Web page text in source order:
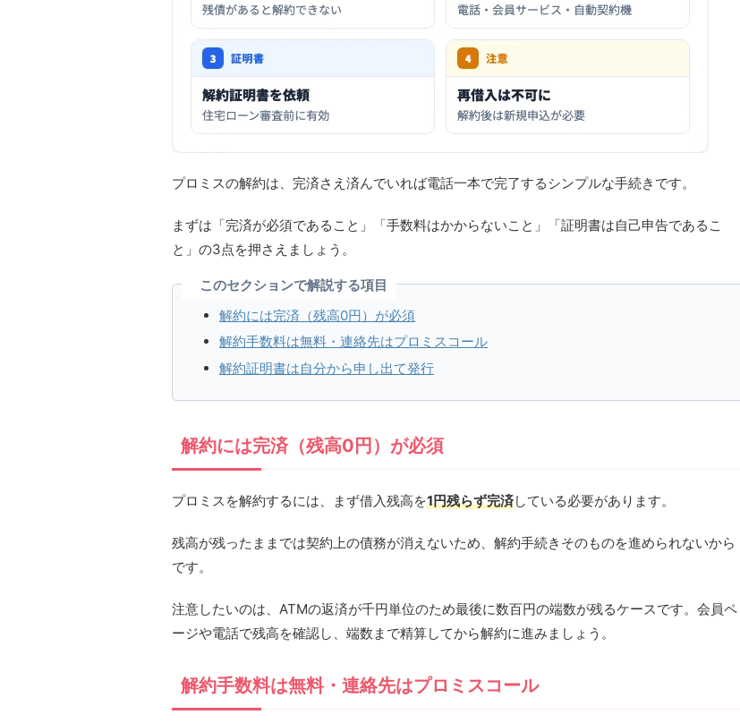
プロミスの解約は、完済さえ済んでいれば電話一本で完了するシンプルな手続きです。
まずは「完済が必須であること」「手数料はかからないこと」「証明書は自己申告であるこ
と」の3点を押さえましょう。
このセクションで解説する項目
解約には完済（残高0円）が必須
解約手数料は無料・連絡先はプロミスコール
解約証明書は自分から申し出て発行
解約には完済（残高0円）が必須
プロミスを解約するには、まず借入残高を1円残らず完済している必要があります。
残高が残ったままでは契約上の債務が消えないため、解約手続きそのものを進められないから
です。
注意したいのは、ATMの返済が千円単位のため最後に数百円の端数が残るケースです。会員ペ
ージや電話で残高を確認し、端数まで精算してから解約に進みましょう。
解約手数料は無料・連絡先はプロミスコール